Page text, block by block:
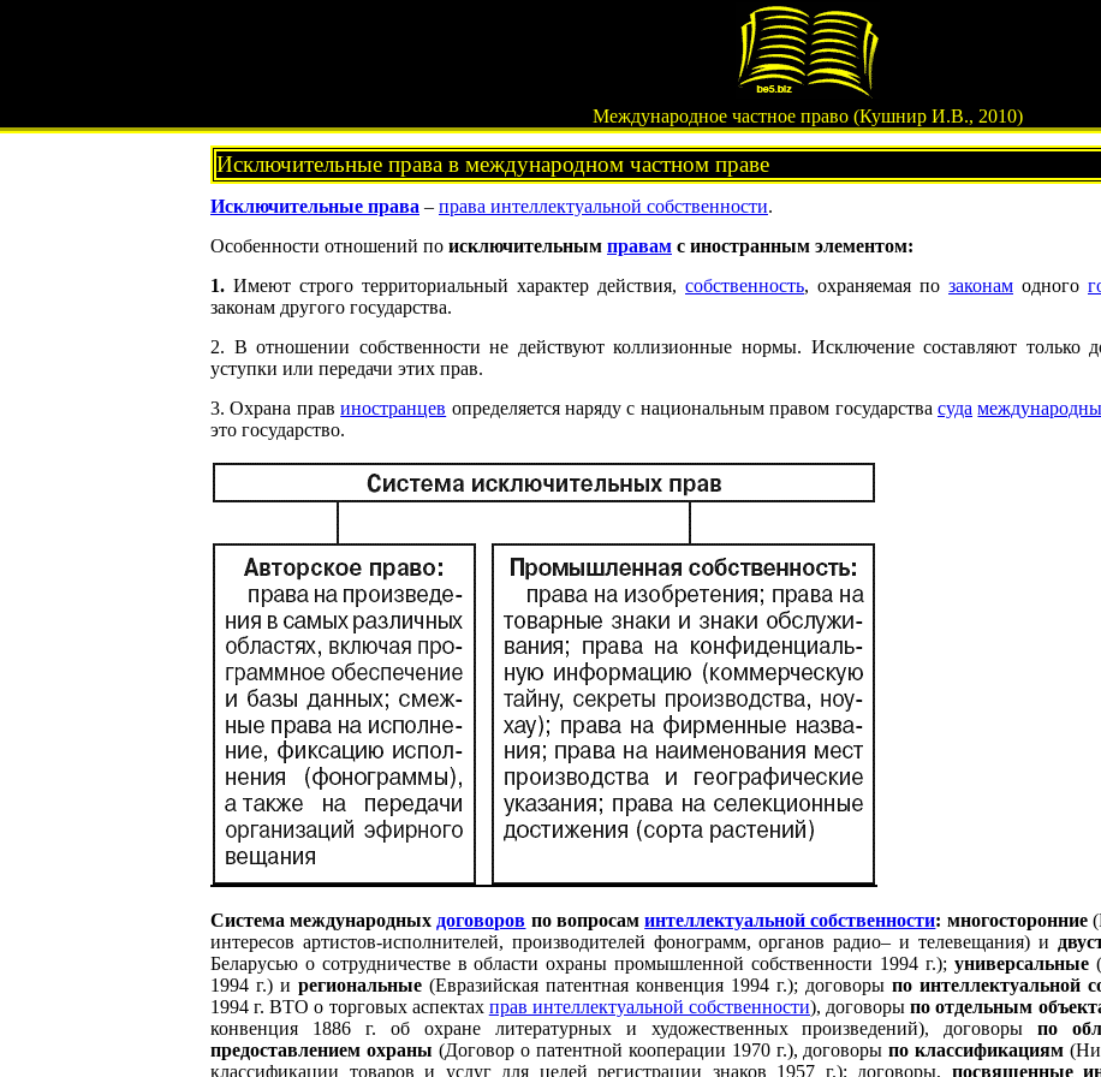
Международное частное право (Кушнир И.В., 2010)
Исключительные права в международном частном праве
Исключительные права – права интеллектуальной собственности.
Особенности отношений по исключительным правам с иностранным элементом:
1. Имеют строго территориальный характер действия, собственность, охраняемая по законам одного
законам другого государства.
2. В отношении собственности не действуют коллизионные нормы. Исключение составляют только
уступки или передачи этих прав.
3. Охрана правиностранцев определяется наряду с национальным правом государствасуда
это государство.
Система международных договоров по вопросаминтеллектуальной собственности: многосторонние
интересов артистов-исполнителей, производителей фонограмм, органов радио– и телевещания) и
Беларусью о сотрудничестве в области охраны промышленной собственности 1994 г.); универсальные
1994 г.) и региональные (Евразийская патентная конвенция 1994 г.); договоры по интеллектуальной
1994 г. ВТО о торговых аспектах прав интеллектуальной собственности), договорыпо отдельным
конвенция 1886 г. об охране литературных и художественных произведений), договорыпо
предоставлением охраны (Договор о патентной кооперации 1970 г.), договорыпо классификациям
классификации товаров и услуг для целей регистрации знаков 1957 г.); договоры, посвященные